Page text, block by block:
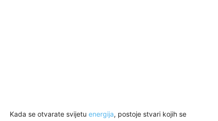
Kada se otvarate svijetu energija, postoje stvari kojih se